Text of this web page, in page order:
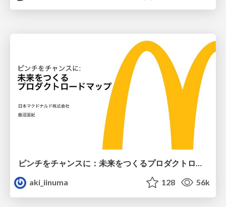
aki_iinuma
128 56k